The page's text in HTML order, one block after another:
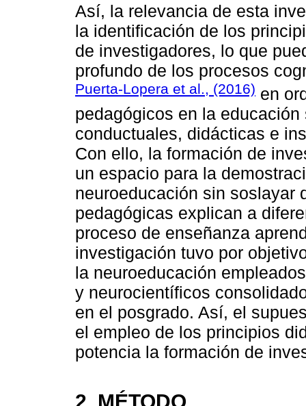
Así, la relevancia de esta
la identificación de los
de investigadores, lo que
profundo de los procesos
Puerta-Lopera et al., (2016) en
pedagógicos en la
conductuales, didácticas e
Con ello, la formación de
un espacio para la
neuroeducación sin soslayar
pedagógicas explican a
proceso de enseñanza
investigación tuvo por
la neuroeducación
y neurocientíficos
en el posgrado. Así, el
el empleo de los principios
potencia la formación de
2. MÉTODO